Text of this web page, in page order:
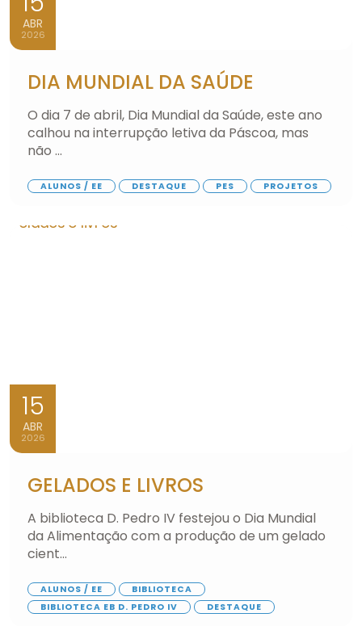
ABR
2026
DIA MUNDIAL DA SAÚDE
O dia 7 de abril, Dia Mundial da Saúde, este ano
calhou na interrupção letiva da Páscoa, mas
não ...
ALUNOS / EE DESTAQUE PES PROJETOS
15
ABR
2026
GELADOS E LIVROS
A biblioteca D. Pedro IV festejou o Dia Mundial
da Alimentação com a produção de um gelado
cient...
ALUNOS / EE
BIBLIOTECA
BIBLIOTECA EB D. PEDRO IV
DESTAQUE